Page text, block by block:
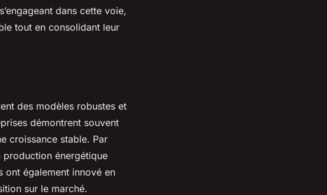
dans cette voie,
tout en consolidant leur
des modèles robustes et
démontrent souvent
croissance stable. Par
production énergétique
ont également innové en
sur le marché.